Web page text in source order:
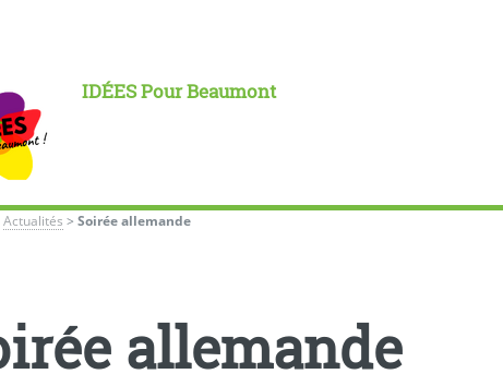
IDÉES Pour Beaumont
Actualités >Soirée allemande
allemande